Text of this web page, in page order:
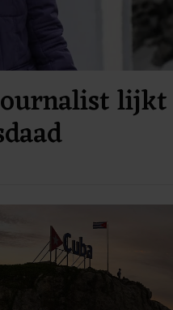
lijkt